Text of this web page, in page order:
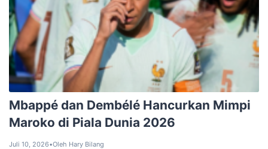
Mbappé dan Dembélé Hancurkan Mimpi
Maroko di Piala Dunia 2026
Juli 10, 2026•Oleh Hary Bilang